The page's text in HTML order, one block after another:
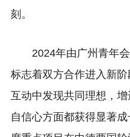
刻。
2024年由广州青年
标志着双方合作进入新
互动中发现共同理想，
自信心方面都获得显著